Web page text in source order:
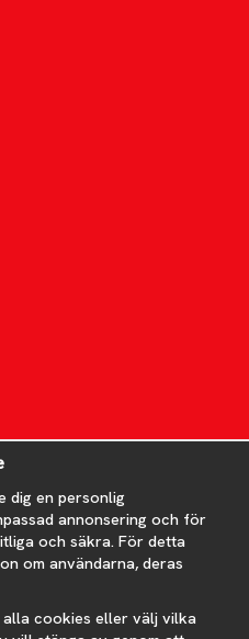
erbjudanden och
dig en personlig
annonsering och för
och säkra. För detta
om användarna, deras
cookies eller välj vilka